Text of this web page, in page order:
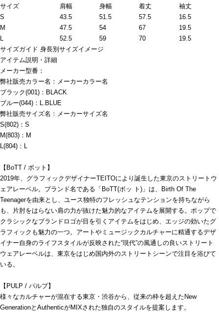
サイズ
肩幅 身幅 着丈
袖丈
S
43.5 51.5 57.5
16.5
M
47.5 54 67
19.5
L
52.5 59 70
19.5
サイズガイド 身長別サイズイメージ
アイテム説明・詳細
メーカー型番：
弊社販売カラー名：メーカーカラー名
ブラック(001)：BLACK
ブルー(044)：L.BLUE
弊社販売サイズ名：メーカーサイズ名
S(802)：S
M(803)：M
L(804)：L
【BoTT / ボット】
2019年、グラフィックデザイナーTEITOにより誕生した東京のストリートウ
ェアレーベル。ブランド名である「BoTT(ボッ ト)」は、Birth Of The
Teenagerを由来とし、ユース独特のフレッシュなテンションを持ちながら
も、片肘をはらない肩の力が抜けた魅力的なアイテムを展開する。ポップで
クラシックなブランドロゴが目を引くアイテムをはじめ、エッジの効いたグ
ラフィックも魅力の一つ。アートやミュージックカルチャーに精通するデザ
イナー自身のライフスタイルが反映された“現代”の風通しの良いストリート
ウェアレーベルは、東京をはじめ国内外のストリートシーンで注目を浴びて
いる。
【PULP / パルプ】
様々なカルチャーが混在する東京・渋谷から、従来の枠を超えたNew
GenerationとAuthenticがMIXされた独自のスタイルを提案します。